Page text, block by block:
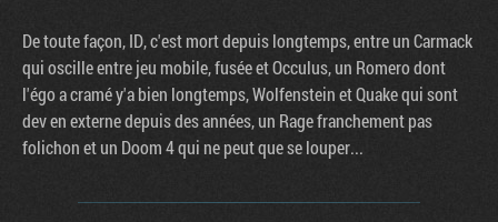
De toute façon, ID, c'est mort depuis longtemps, entre un Carmack
qui oscille entre jeu mobile, fusée et Occulus, un Romero dont
l'égo a cramé y'a bien longtemps, Wolfenstein et Quake qui sont
dev en externe depuis des années, un Rage franchement pas
folichon et un Doom 4 qui ne peut que se louper...